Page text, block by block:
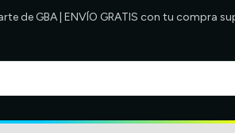
de GBA | ENVÍO GRATIS con tu